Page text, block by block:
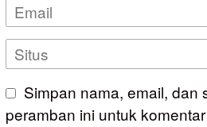
Simpan nama, email, dan
peramban ini untuk